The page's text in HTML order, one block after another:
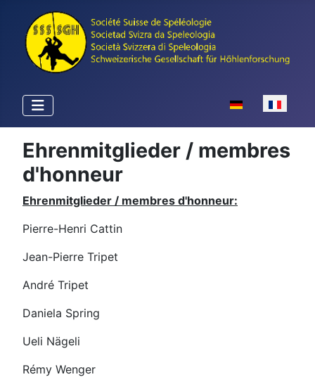
Sélectionnez
Ehrenmitglieder / membres
d'honneur
Ehrenmitglieder / membres d'honneur:
Pierre-Henri Cattin
Jean-Pierre Tripet
André Tripet
Daniela Spring
Ueli Nägeli
Rémy Wenger